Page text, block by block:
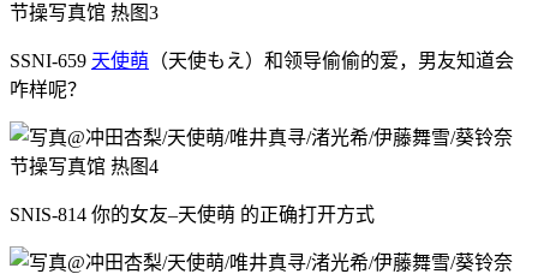
SSNI-659 天使萌 （天使もえ）和领导偷偷的爱，男友知道会
咋样呢？
SNIS-814 你的女友–天使萌 的正确打开方式